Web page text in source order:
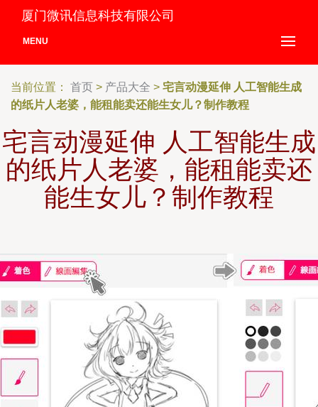
厦门微讯信息科技有限公司
MENU
当前位置： 首页 > 产品大全 > 宅言动漫延伸 人工智能生成
的纸片人老婆，能租能卖还能生女儿？制作教程
宅言动漫延伸 人工智能生成
的纸片人老婆，能租能卖还
能生女儿？制作教程